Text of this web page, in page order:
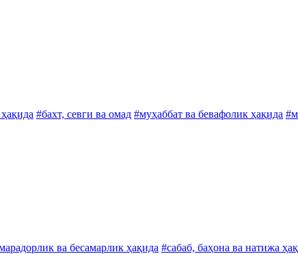
#бахт, севги ва омад #муҳаббат ва бевафолик ҳақида
ва бесамарлик ҳақида #сабаб, баҳона ва натижа